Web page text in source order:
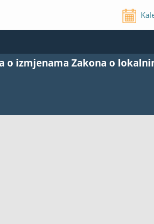
o izmjenama Zakona o